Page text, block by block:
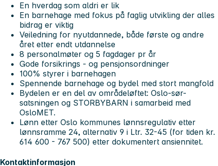
En hverdag som aldri er lik
En barnehage med fokus på faglig utvikling der alles
bidrag er viktig
Veiledning for nyutdannede, både første og andre
året etter endt utdannelse
8 personalmøter og 5 fagdager pr år
Gode forsikrings - og pensjonsordninger
100% styrer i barnehagen
Spennende barnehage og bydel med stort mangfold
Bydelen er en del av områdeløftet: Oslo-sør-
satsningen og STORBYBARN i samarbeid med
OsloMET.
Lønn etter Oslo kommunes lønnsregulativ etter
lønnsramme 24, alternativ 9 i Ltr. 32-45 (for tiden kr.
614 600 - 767 500) etter dokumentert ansiennitet.
Kontaktinformasjon